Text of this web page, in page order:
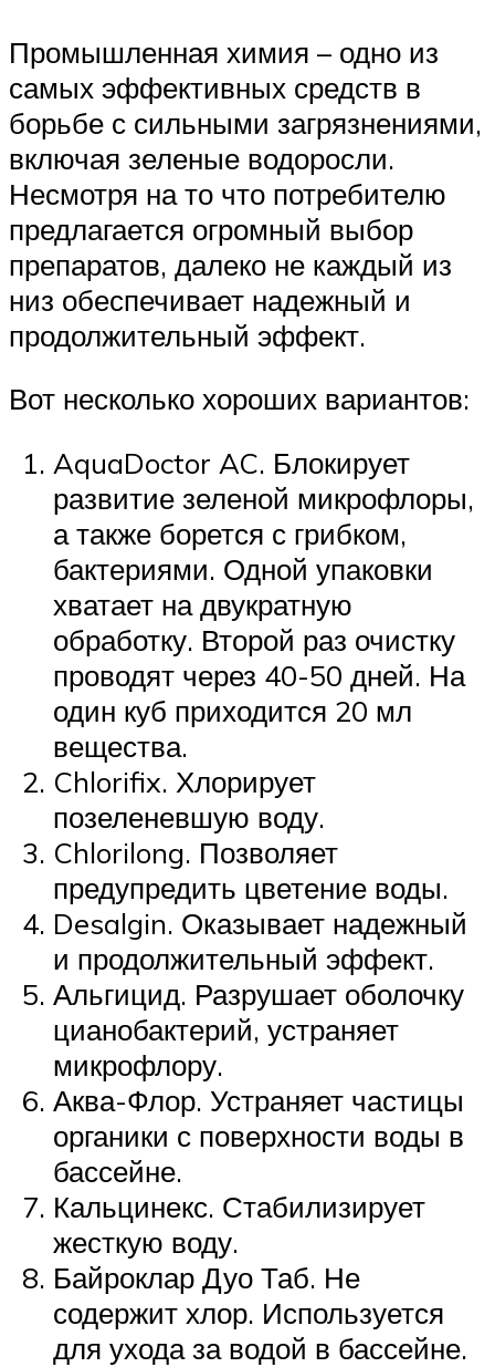
Промышленная химия – одно из
самых эффективных средств в
борьбе с сильными загрязнениями,
включая зеленые водоросли.
Несмотря на то что потребителю
предлагается огромный выбор
препаратов, далеко не каждый из
низ обеспечивает надежный и
продолжительный эффект.
Вот несколько хороших вариантов:
AquaDoctor AC. Блокирует
развитие зеленой микрофлоры,
а также борется с грибком,
бактериями. Одной упаковки
хватает на двукратную
обработку. Второй раз очистку
проводят через 40-50 дней. На
один куб приходится 20 мл
вещества.
Chlorifix. Хлорирует
позеленевшую воду.
Chlorilong. Позволяет
предупредить цветение воды.
Desalgin. Оказывает надежный
и продолжительный эффект.
Альгицид. Разрушает оболочку
цианобактерий, устраняет
микрофлору.
Аква-Флор. Устраняет частицы
органики с поверхности воды в
бассейне.
Кальцинекс. Стабилизирует
жесткую воду.
Байроклар Дуо Таб. Не
содержит хлор. Используется
для ухода за водой в бассейне.